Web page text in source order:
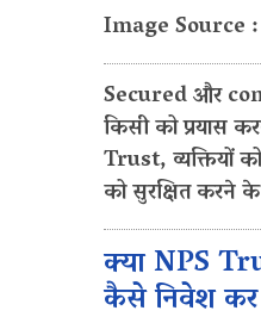
Image Source
Secured और
किसी को प्रयास
Trust,
को सुरक्षित
क्या NPS
कैसे निवेश